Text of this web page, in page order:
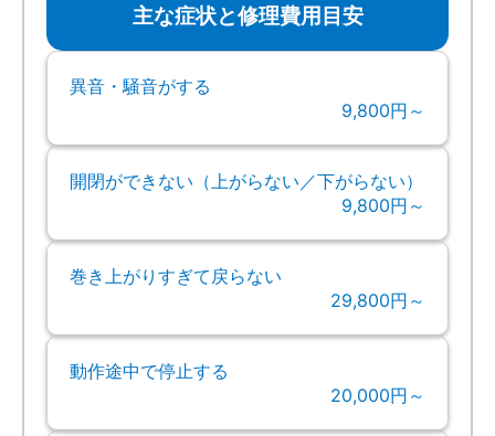
主な症状と修理費用目安
異音・騒音がする
9,800円～
開閉ができない（上がらない／下がらない）
9,800円～
巻き上がりすぎて戻らない
29,800円～
動作途中で停止する
20,000円～